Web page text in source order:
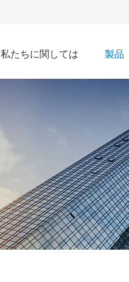
私たちに関しては 製品